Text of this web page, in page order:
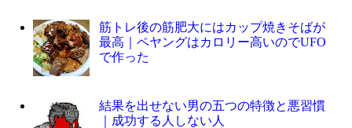
筋トレ後の筋肥大にはカップ焼きそばが
最高｜ペヤングはカロリー高いのでUFO
で作った
結果を出せない男の五つの特徴と悪習慣
｜成功する人しない人